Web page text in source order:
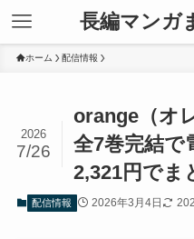
長編マンガ
ホーム 配信情報
orange（オ
全7巻完結で
2,321円でま
2026
7/26
配信情報 2026年3月4日